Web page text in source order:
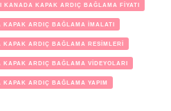
KANADA KAPAK ARDIÇ BAĞLAMA FİYATI
ARDIÇ BAĞLAMA İMALATI
ARDIÇ BAĞLAMA RESİMLERİ
ARDIÇ BAĞLAMA VİDEYOLARI
ARDIÇ BAĞLAMA YAPIM